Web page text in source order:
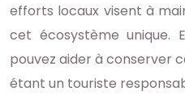
efforts locaux visent à
cet écosystème unique.
pouvez aider à conserver
étant un touriste